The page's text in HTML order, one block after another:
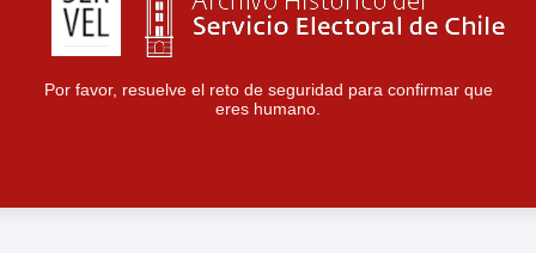
Por favor, resuelve el reto de seguridad para confirmar que
eres humano.